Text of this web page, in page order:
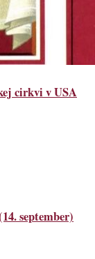
cirkvi v USA
september)